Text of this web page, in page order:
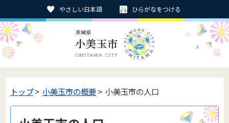
やさしい日本語 ひらがなをつける
トップ> 小美玉市の概要> 小美玉市の人口